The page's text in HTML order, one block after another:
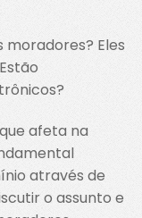
moradores? Eles
afeta na
através de
o assunto e